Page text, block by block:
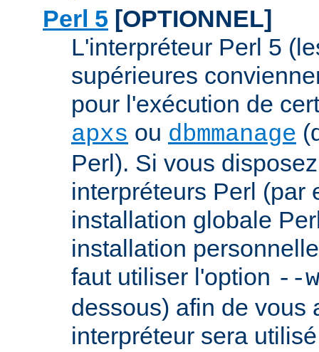
Perl 5 [OPTIONNEL]
L'interpréteur Perl 5
supérieures
pour l'exécution de
apxs ou dbmmanage
Perl). Si vous
interpréteurs Perl (par
installation globale
installation
faut utiliser l'option --
dessous) afin de vous
interpréteur sera